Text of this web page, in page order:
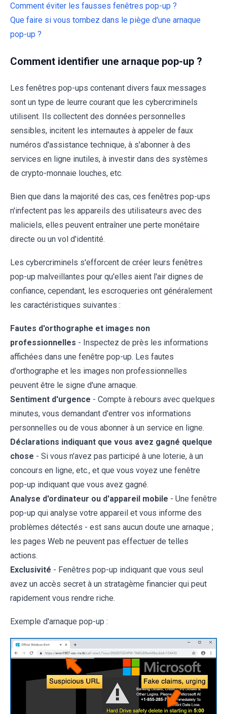
Comment éviter les fausses fenêtres pop-up ?
Que faire si vous tombez dans le piège d'une arnaque
pop-up ?
Comment identifier une arnaque pop-up ?
Les fenêtres pop-ups contenant divers faux messages
sont un type de leurre courant que les cybercriminels
utilisent. Ils collectent des données personnelles
sensibles, incitent les internautes à appeler de faux
numéros d'assistance technique, à s'abonner à des
services en ligne inutiles, à investir dans des systèmes
de crypto-monnaie louches, etc.
Bien que dans la majorité des cas, ces fenêtres pop-ups
n'infectent pas les appareils des utilisateurs avec des
maliciels, elles peuvent entraîner une perte monétaire
directe ou un vol d'identité.
Les cybercriminels s'efforcent de créer leurs fenêtres
pop-up malveillantes pour qu'elles aient l'air dignes de
confiance, cependant, les escroqueries ont généralement
les caractéristiques suivantes :
Fautes d'orthographe et images non
professionnelles - Inspectez de près les informations
affichées dans une fenêtre pop-up. Les fautes
d'orthographe et les images non professionnelles
peuvent être le signe d'une arnaque.
Sentiment d'urgence - Compte à rebours avec quelques
minutes, vous demandant d'entrer vos informations
personnelles ou de vous abonner à un service en ligne.
Déclarations indiquant que vous avez gagné quelque
chose - Si vous n'avez pas participé à une loterie, à un
concours en ligne, etc., et que vous voyez une fenêtre
pop-up indiquant que vous avez gagné.
Analyse d'ordinateur ou d'appareil mobile - Une fenêtre
pop-up qui analyse votre appareil et vous informe des
problèmes détectés - est sans aucun doute une arnaque ;
les pages Web ne peuvent pas effectuer de telles
actions.
Exclusivité - Fenêtres pop-up indiquant que vous seul
avez un accès secret à un stratagème financier qui peut
rapidement vous rendre riche.
Exemple d'arnaque pop-up :